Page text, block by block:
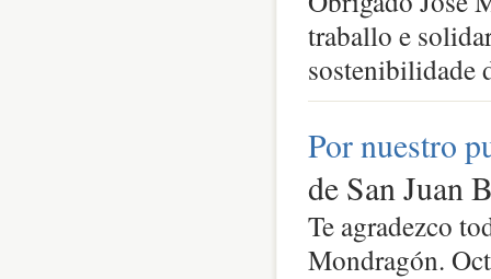
traballo e
sostenibilidade
Por nuestro
de San Juan
Te agradezco
Mondragón.